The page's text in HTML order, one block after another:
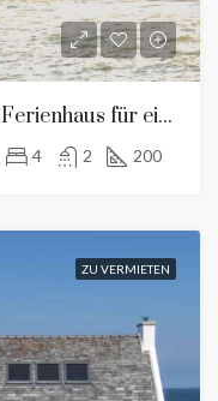
Villa Frouden - Hochwertiges Ferienhaus für einen Urlaub in der Bretagne
4 2 200
ZU VERMIETEN